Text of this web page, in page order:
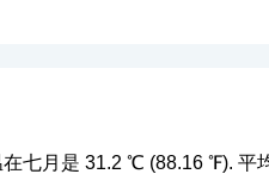
七月是 31.2 ℃ (88.16 ℉). 平